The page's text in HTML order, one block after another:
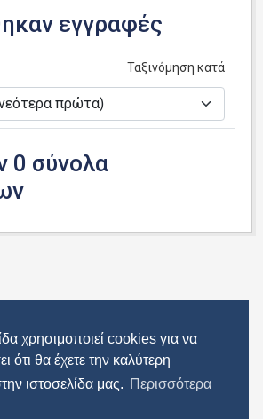
χρησιμοποιεί cookies για να
ότι θα έχετε την καλύτερη
ιστοσελίδα μας. Περισσότερα
εγγραφές
Ταξινόμηση κατά
0 σύνολα